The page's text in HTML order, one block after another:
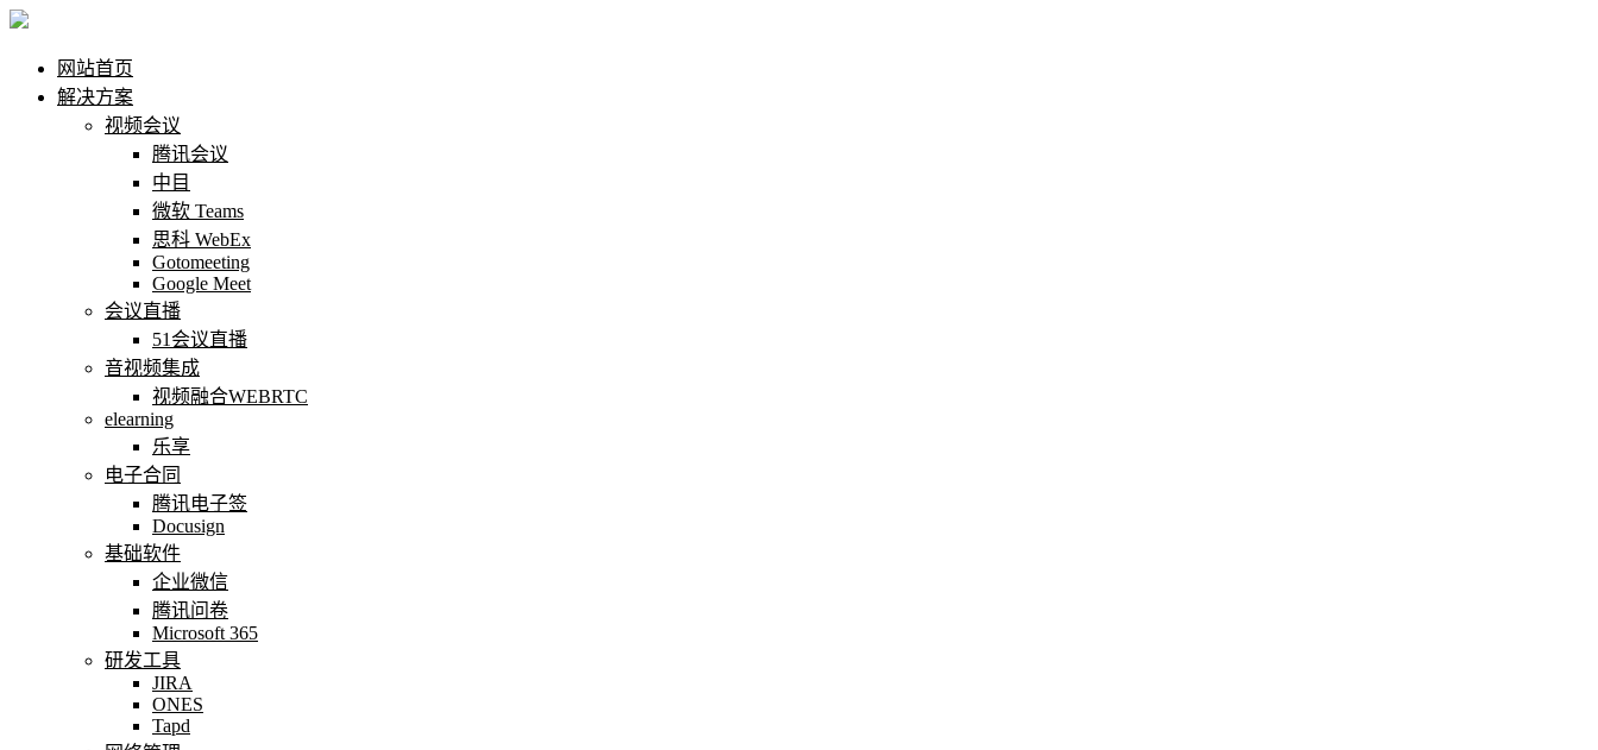
网站首页
解决方案
视频会议
腾讯会议
中目
微软 Teams
思科 WebEx
Gotomeeting
Google Meet
会议直播
51会议直播
音视频集成
视频融合WEBRTC
elearning
乐享
电子合同
腾讯电子签
Docusign
基础软件
企业微信
腾讯问卷
Microsoft 365
研发工具
JIRA
ONES
Tapd